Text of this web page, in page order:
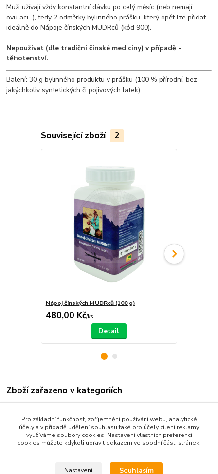
Muži užívají vždy konstantní dávku po celý měsíc (neb nemají
ovulaci…), tedy 2 odměrky bylinného prášku, který opět lze přidat
ideálně do Nápoje čínských MUDRců (kód 900).
Nepoužívat (dle tradiční čínské medicíny) v případě -
těhotenství.
Balení: 30 g bylinného produktu v prášku (100 % přírodní, bez
jakýchkoliv syntetických či pojivových látek).
Související zboží 2
Nápoj čínských MUDRců (100 g)
480,00 Kč/ks
Detail
Zboží zařazeno v kategoriích
Produkty dle zaměření
Bylinné produkty
Pro základní funkčnost, zpříjemnění používání webu, analytické
účely a v případě udělení souhlasu také pro účely cílení reklamy
využíváme soubory cookies. Nastavení vlastních preferencí
cookies můžete kdykoli upravit odkazem ve spodní části stránek.
Nastavení Souhlasím